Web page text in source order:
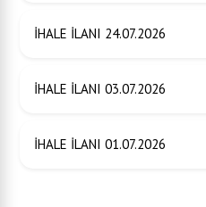
İHALE İLANI 24.07.2026
İHALE İLANI 03.07.2026
İHALE İLANI 01.07.2026